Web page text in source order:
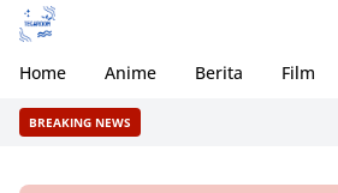
Home Anime Berita Film
BREAKING NEWS